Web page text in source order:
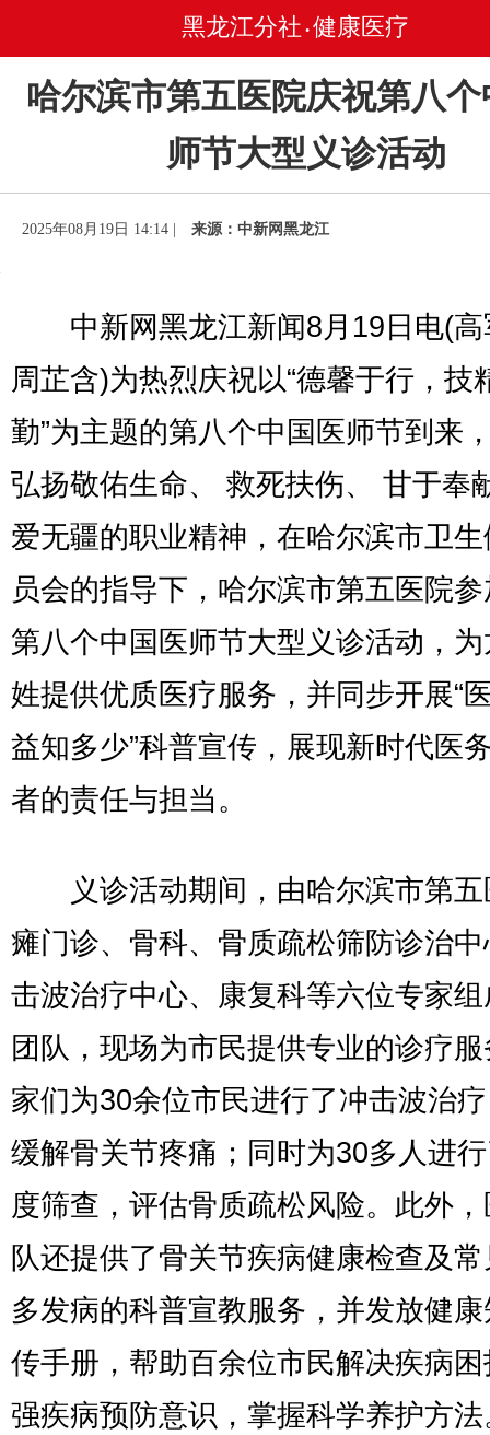
黑龙江分社 • 健康医疗
哈尔滨市第五医院庆祝第八
师节大型义诊活动
2025年08月19日 14:14 | 来源：中新网黑龙江
中新网黑龙江新闻8月19日电(高
周芷含)为热烈庆祝以“德馨于行，技
勤”为主题的第八个中国医师节到来
弘扬敬佑生命、 救死扶伤、 甘于奉
爱无疆的职业精神，在哈尔滨市卫
员会的指导下，哈尔滨市第五医院
第八个中国医师节大型义诊活动，
姓提供优质医疗服务，并同步开展“
益知多少”科普宣传，展现新时代医
者的责任与担当。
义诊活动期间，由哈尔滨市第五
瘫门诊、骨科、骨质疏松筛防诊治
击波治疗中心、康复科等六位专家
团队，现场为市民提供专业的诊疗
家们为30余位市民进行了冲击波治
缓解骨关节疼痛；同时为30多人进
度筛查，评估骨质疏松风险。此外
队还提供了骨关节疾病健康检查及
多发病的科普宣教服务，并发放健
传手册，帮助百余位市民解决疾病
强疾病预防意识，掌握科学养护方法